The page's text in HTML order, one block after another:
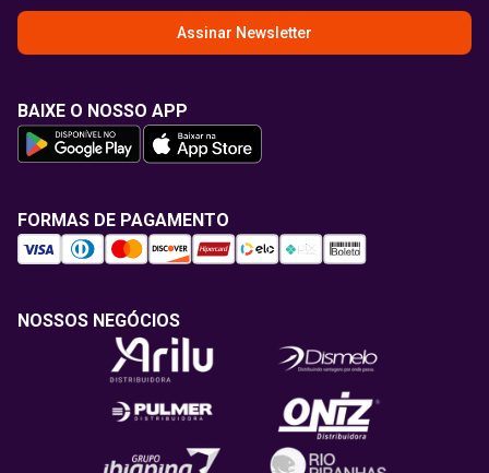
Assinar Newsletter
BAIXE O NOSSO APP
FORMAS DE PAGAMENTO
NOSSOS NEGÓCIOS